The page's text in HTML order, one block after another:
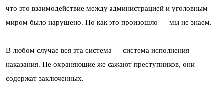
что это взаимодействие между администрацией и уголовным
миром было нарушено. Но как это произошло — мы не знаем.
В любом случае вся эта система — система исполнения
наказания. Не охраняющие же сажают преступников, они
содержат заключенных.